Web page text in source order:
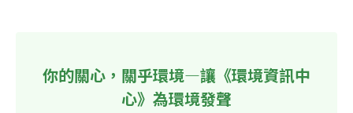
你的關心，關乎環境—讓《環境資訊中
心》為環境發聲